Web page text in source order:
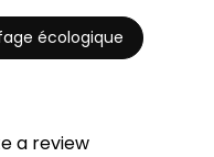
écologique
a review